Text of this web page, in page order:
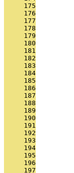
     175
     176
     177
     178
     179
     180
     181
     182
     183
     184
     185
     186
     187
     188
     189
     190
     191
     192
     193
     194
     195
     196
     197